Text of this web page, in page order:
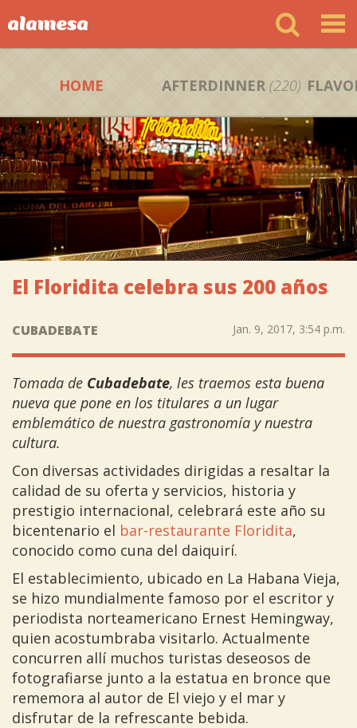
HOME AFTERDINNER (220)
El Floridita celebra sus 200 años
CUBADEBATE Jan. 9, 2017, 3:54 p.m.
Tomada de Cubadebate, les traemos esta buena
nueva que pone en los titulares a un lugar
emblemático de nuestra gastronomía y nuestra
cultura.
Con diversas actividades dirigidas a resaltar la
calidad de su oferta y servicios, historia y
prestigio internacional, celebrará este año su
bicentenario el bar-restaurante Floridita,
conocido como cuna del daiquirí.
El establecimiento, ubicado en La Habana Vieja,
se hizo mundialmente famoso por el escritor y
periodista norteamericano Ernest Hemingway,
quien acostumbraba visitarlo. Actualmente
concurren allí muchos turistas deseosos de
fotografiarse junto a la estatua en bronce que
rememora al autor de El viejo y el mar y
disfrutar de la refrescante bebida.